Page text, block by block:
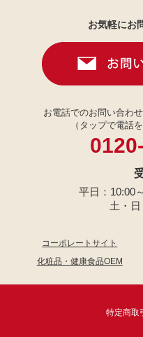
お気軽にお
お電話でのお問い合わ
（タップで電話
平日：10:00
土・
コーポレートサイト
化粧品・健康食品OEM
特定商取